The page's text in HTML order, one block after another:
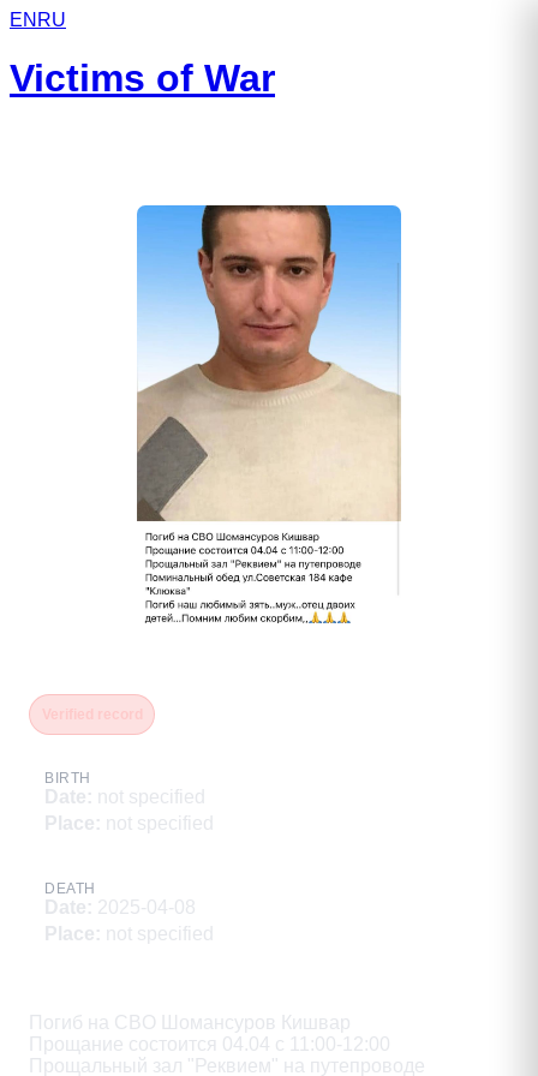
EN RU
Victims of War
BIRTH
Date: not specified
Place: not specified
DEATH
Date: 2025-04-08
Place: not specified
Погиб на CBO Шомансуров Кишвар
Прощание состоится 04.04 с 11:00-12:00
Прощальный зал "Реквием" на путепроводе